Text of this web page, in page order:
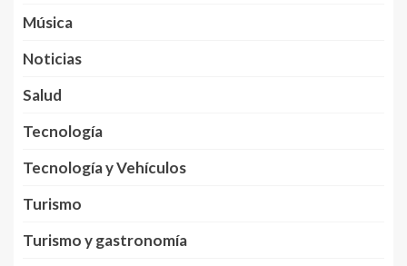
Música
Noticias
Salud
Tecnología
Tecnología y Vehículos
Turismo
Turismo y gastronomía